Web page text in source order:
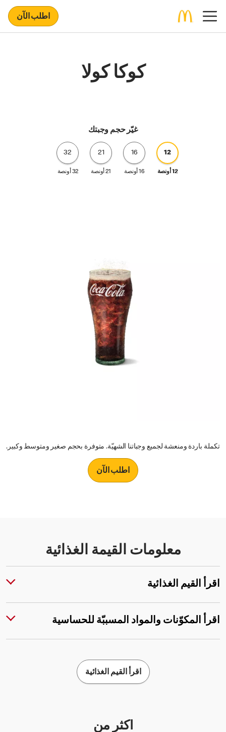
اطلب الآن
كوكا كولا
غيّر حجم وجبتك
12
12 أونصة
16
16 أونصة
21
21 أونصة
32
32 أونصة
تكملة باردة ومنعشة لجميع وجباتنا الشهيّة. متوفرة بحجم صغير ومتوسط وكبير.
اطلب الآن
معلومات القيمة الغذائية
اقرأ القيم الغذائية
اقرأ المكوّنات والمواد المسببّة للحساسية
اقرأ القيم الغذائية
أكثر من